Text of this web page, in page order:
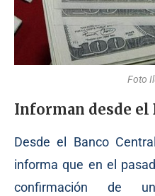
Foto
Informan desde el
Desde el Banco
informa que en el
confirmación de